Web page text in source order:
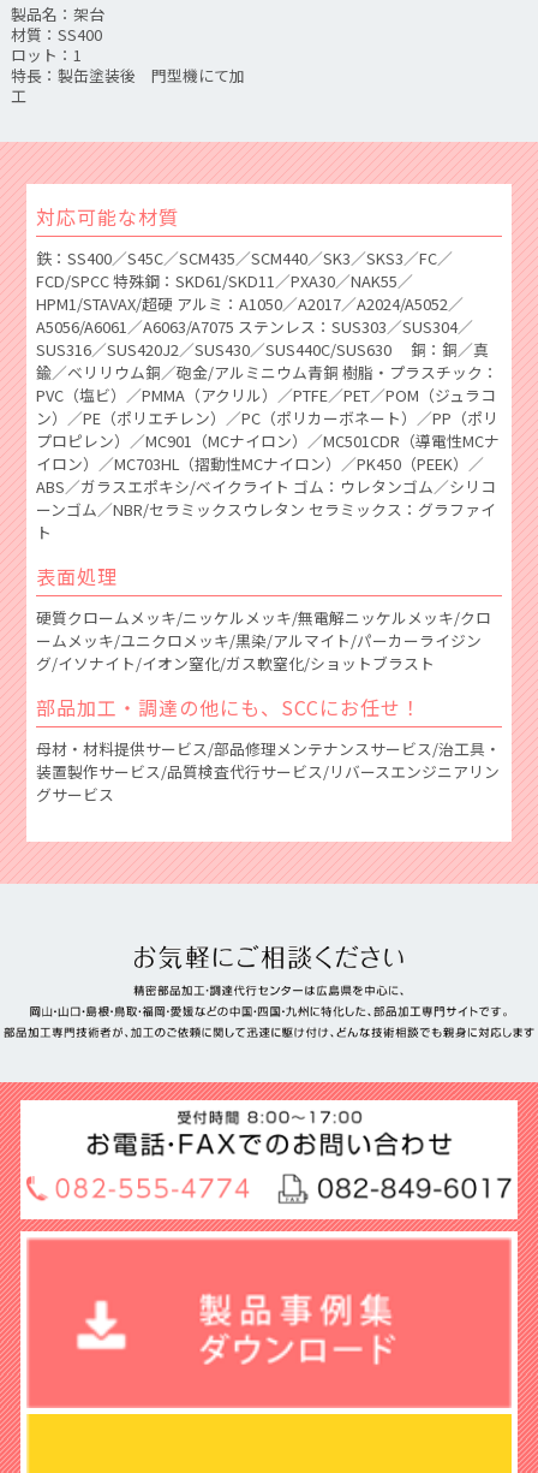
製品名：架台
材質：SS400
ロット：1
特長：製缶塗装後 門型機にて加
工
対応可能な材質
鉄：SS400／S45C／SCM435／SCM440／SK3／SKS3／FC／
FCD/SPCC 特殊鋼：SKD61/SKD11／PXA30／NAK55／
HPM1/STAVAX/超硬 アルミ：A1050／A2017／A2024/A5052／
A5056/A6061／A6063/A7075 ステンレス：SUS303／SUS304／
SUS316／SUS420J2／SUS430／SUS440C/SUS630 銅：銅／真
鍮／ベリリウム銅／砲金/アルミニウム青銅 樹脂・プラスチック：
PVC（塩ビ）／PMMA（アクリル）／PTFE／PET／POM（ジュラコ
ン）／PE（ポリエチレン）／PC（ポリカーボネート）／PP（ポリ
プロピレン）／MC901（MCナイロン）／MC501CDR（導電性MCナ
イロン）／MC703HL（摺動性MCナイロン）／PK450（PEEK）／
ABS／ガラスエポキシ/ベイクライト ゴム：ウレタンゴム／シリコ
ーンゴム／NBR/セラミックスウレタン セラミックス：グラファイ
ト
表面処理
硬質クロームメッキ/ニッケルメッキ/無電解ニッケルメッキ/クロ
ームメッキ/ユニクロメッキ/黒染/アルマイト/パーカーライジン
グ/イソナイト/イオン窒化/ガス軟窒化/ショットブラスト
部品加工・調達の他にも、SCCにお任せ！
母材・材料提供サービス/部品修理メンテナンスサービス/治工具・
装置製作サービス/品質検査代行サービス/リバースエンジニアリン
グサービス